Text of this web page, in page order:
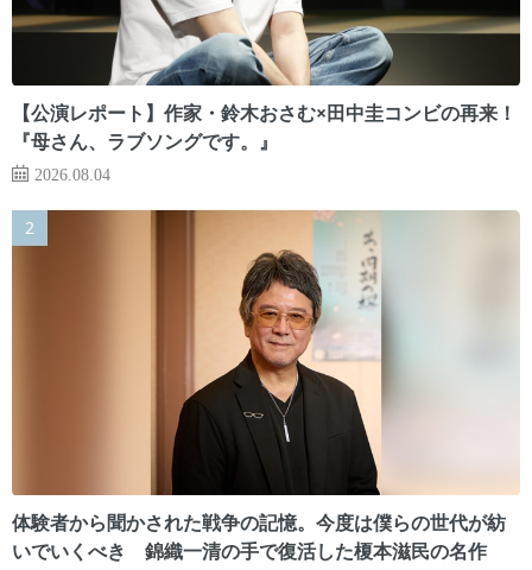
【公演レポート】作家・鈴木おさむ×田中圭コンビの再来！
『母さん、ラブソングです。』
2026.08.04
体験者から聞かされた戦争の記憶。今度は僕らの世代が紡
いでいくべき 錦織一清の手で復活した榎本滋民の名作